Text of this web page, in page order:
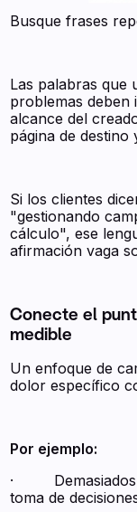
Busque frases
Las palabras que
problemas deben
alcance del
página de destino
Si los clientes
"gestionando
cálculo", ese
afirmación vaga
Conecte el
medible
Un enfoque de
dolor específico
Por ejemplo:
· Demasiados
toma de